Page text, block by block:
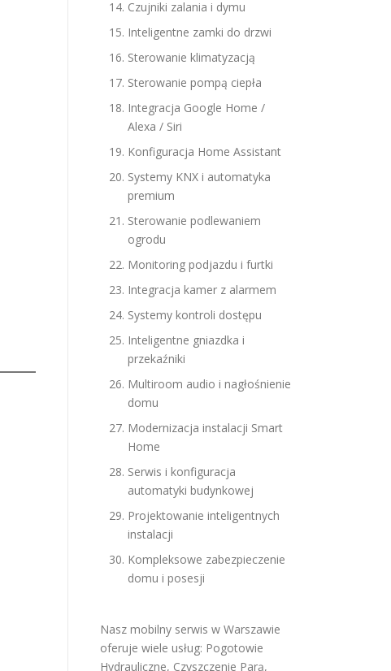
Czujniki zalania i dymu
Inteligentne zamki do drzwi
Sterowanie klimatyzacją
Sterowanie pompą ciepła
Integracja Google Home /
Alexa / Siri
Konfiguracja Home Assistant
Systemy KNX i automatyka
premium
Sterowanie podlewaniem
ogrodu
Monitoring podjazdu i furtki
Integracja kamer z alarmem
Systemy kontroli dostępu
Inteligentne gniazdka i
przekaźniki
Multiroom audio i nagłośnienie
domu
Modernizacja instalacji Smart
Home
Serwis i konfiguracja
automatyki budynkowej
Projektowanie inteligentnych
instalacji
Kompleksowe zabezpieczenie
domu i posesji
Nasz mobilny serwis w Warszawie
oferuje wiele usług: Pogotowie
Hydrauliczne, Czyszczenie Parą,